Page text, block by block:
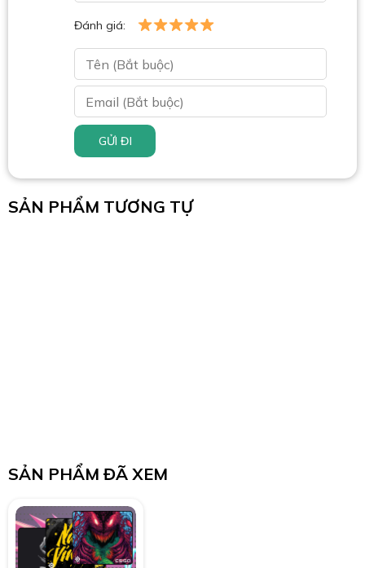
Đánh giá:
GỬI ĐI
SẢN PHẨM TƯƠNG TỰ
SẢN PHẨM ĐÃ XEM